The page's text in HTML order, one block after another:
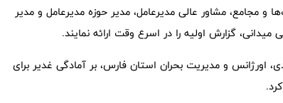
مجامع، مشاور عالی مدیرعامل، مدیر حوزه مدیرعامل و مدیر
گزارش اولیه را در اسرع وقت ارائه نمایند.
اورژانس و مدیریت بحران استان فارس، بر آمادگی غدیر برای